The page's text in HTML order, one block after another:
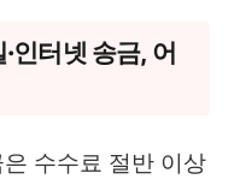
인터넷 송금, 어
수수료 절반 이상